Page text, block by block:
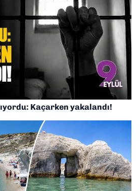
Kaçarken yakalandı!